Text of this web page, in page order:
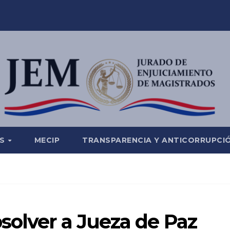
MECIP TRANSPARENCIA Y
a Jueza de Paz